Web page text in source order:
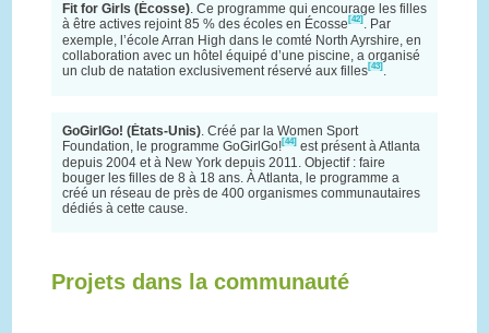
Fit for Girls (Écosse). Ce programme qui encourage les filles
à être actives rejoint 85 % des écoles en Écosse [42] . Par
exemple, l’école Arran High dans le comté North Ayrshire, en
collaboration avec un hôtel équipé d’une piscine, a organisé
un club de natation exclusivement réservé aux filles[43] .
GoGirlGo! (États-Unis). Créé par la Women Sport
Foundation, le programme GoGirlGo![44]est présent à Atlanta
depuis 2004 et à New York depuis 2011. Objectif : faire
bouger les filles de 8 à 18 ans. À Atlanta, le programme a
créé un réseau de près de 400 organismes communautaires
dédiés à cette cause.
Projets dans la communauté